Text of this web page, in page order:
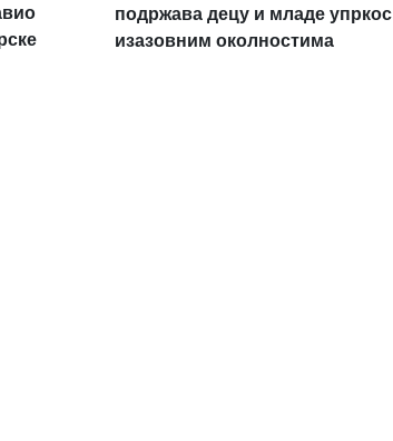
подржава децу и младе упркос
изазовним околностима